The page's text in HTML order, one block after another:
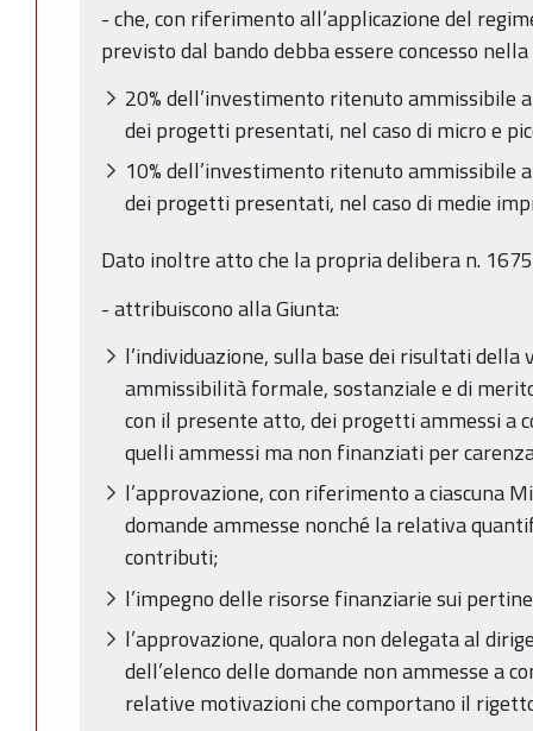
- che, con riferimento all’applicazione del
previsto dal bando debba essere concesso
20% dell’investimento ritenuto ammissibile
dei progetti presentati, nel caso di micro e
10% dell’investimento ritenuto ammissibile
dei progetti presentati, nel caso di medie
Dato inoltre atto che la propria delibera n.
- attribuiscono alla Giunta:
l’individuazione, sulla base dei risultati
ammissibilità formale, sostanziale e di
con il presente atto, dei progetti ammessi a
quelli ammessi ma non finanziati per
l’approvazione, con riferimento a ciascuna
domande ammesse nonché la relativa
contributi;
l’impegno delle risorse finanziarie sui
l’approvazione, qualora non delegata al
dell’elenco delle domande non ammesse a
relative motivazioni che comportano il